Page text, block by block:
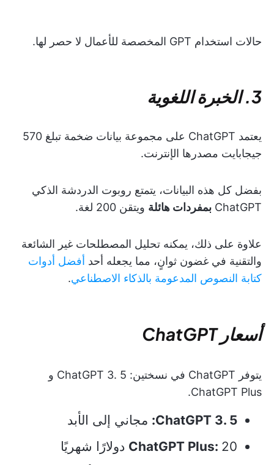
حالات استخدام GPT المخصصة للأعمال لا حصر لها.
3. الخبرة اللغوية
يعتمد ChatGPT على مجموعة بيانات ضخمة تبلغ 570
جيجابايت مصدرها الإنترنت.
بفضل كل هذه البيانات، يتمتع روبوت الدردشة الذكي
ChatGPT بمفردات هائلة ويتقن 200 لغة.
علاوة على ذلك، يمكنه تحليل المصطلحات غير الشائعة
والتقنية في غضون ثوانٍ، مما يجعله أحد أفضل أدوات
كتابة النصوص المدعومة بالذكاء الاصطناعي.
أسعار ChatGPT
يتوفر ChatGPT في نسختين: ChatGPT 3. 5 و
ChatGPT Plus.
ChatGPT 3. 5: مجاني إلى الأبد
ChatGPT Plus: 20 دولارًا شهريًا